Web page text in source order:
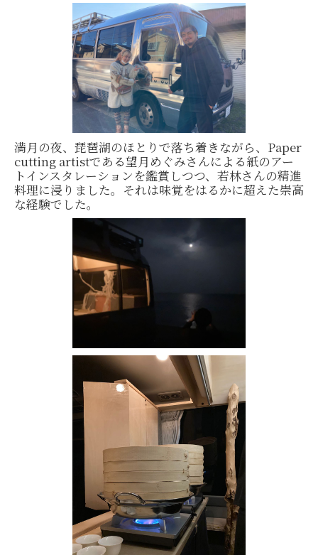
満月の夜、琵琶湖のほとりで落ち着きながら、Paper
cutting artistである望月めぐみさんによる紙のアー
トインスタレーションを鑑賞しつつ、若林さんの精進
料理に浸りました。それは味覚をはるかに超えた崇高
な経験でした。